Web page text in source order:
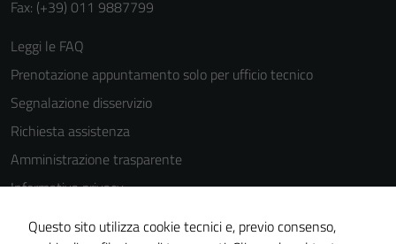
Fax: (+39) 011 9887799
Leggi le FAQ
Prenotazione appuntamento solo per ufficio tecnico
Segnalazione disservizio
Richiesta assistenza
Amministrazione trasparente
Informativa privacy
Cookie Policy
Questo sito utilizza cookie tecnici e, previo consenso,